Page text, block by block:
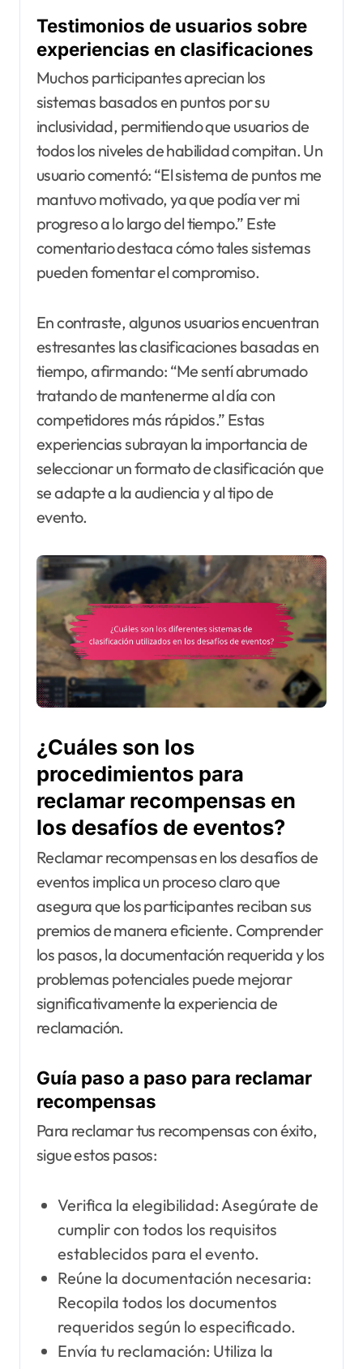
Testimonios de usuarios sobre
experiencias en clasificaciones
Muchos participantes aprecian los
sistemas basados en puntos por su
inclusividad, permitiendo que usuarios de
todos los niveles de habilidad compitan. Un
usuario comentó: “El sistema de puntos me
mantuvo motivado, ya que podía ver mi
progreso a lo largo del tiempo.” Este
comentario destaca cómo tales sistemas
pueden fomentar el compromiso.
En contraste, algunos usuarios encuentran
estresantes las clasificaciones basadas en
tiempo, afirmando: “Me sentí abrumado
tratando de mantenerme al día con
competidores más rápidos.” Estas
experiencias subrayan la importancia de
seleccionar un formato de clasificación que
se adapte a la audiencia y al tipo de
evento.
¿Cuáles son los
procedimientos para
reclamar recompensas en
los desafíos de eventos?
Reclamar recompensas en los desafíos de
eventos implica un proceso claro que
asegura que los participantes reciban sus
premios de manera eficiente. Comprender
los pasos, la documentación requerida y los
problemas potenciales puede mejorar
significativamente la experiencia de
reclamación.
Guía paso a paso para reclamar
recompensas
Para reclamar tus recompensas con éxito,
sigue estos pasos:
Verifica la elegibilidad: Asegúrate de
cumplir con todos los requisitos
establecidos para el evento.
Reúne la documentación necesaria:
Recopila todos los documentos
requeridos según lo especificado.
Envía tu reclamación: Utiliza la